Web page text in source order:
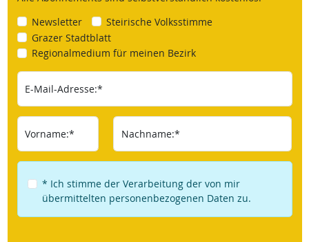
Newsletter
Steirische Volksstimme
Grazer Stadtblatt
Regionalmedium für meinen Bezirk
E-Mail-Adresse:*
Vorname:* Nachname:*
* Ich stimme der Verarbeitung der von mir
übermittelten personenbezogenen Daten zu.